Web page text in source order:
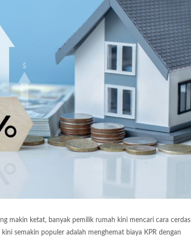
makin ketat, banyak pemilik rumah kini mencari cara cerdas
semakin populer adalah menghemat biaya KPR dengan